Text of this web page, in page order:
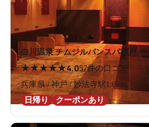
白川温泉 チムジルバンスパ神戸
★★★★★4.057件の口コミ
兵庫県 / 神戸 / 妙法寺駅1.6km
日帰り
クーポンあり